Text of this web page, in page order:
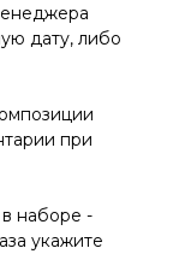
дату, либо
при
наборе -
укажите